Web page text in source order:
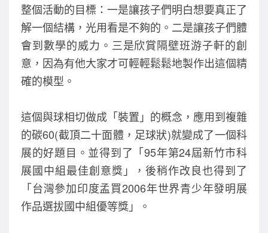
整個活動的目標：一是讓孩子們明白想要真正了
解一個結構，光用看是不夠的。二是讓孩子們體
會到數學的威力。三是欣賞隔壁班游子軒的創
意，因為有他大家才可輕輕鬆鬆地製作出這個精
確的模型。
這個與球相切做成「裝置」的概念，應用到複雜
的碳60(截頂二十面體，足球狀)就變成了一個科
展的好題目。並得到了「95年第24屆新竹市科
展國中組最佳創意獎」，後稍作改良也得到了
「台灣參加印度孟買2006年世界青少年發明展
作品選拔國中組優等獎」。